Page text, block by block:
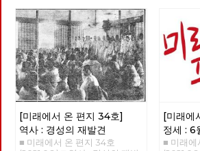
했지만, 꾸준히 길을 이어갔다.
완주에는 총 23회의 출사에 13
개월이 걸렸다. 서울둘레길은 산
악마라톤 또는 트레일러닝 선수
가 달린다면 하루 만에 완주할
수 있는 구간이다. 하지만 경계
사진은 서울둘레길 만이 아니라
둘레길 주변의 문화와 역사까지
둘러 보며 걸었고, 이 때문에 실
제로는 더 많은 거리를 걸었다.
이를테면 수락산이나 불암산 구
간에서는 산기슭 마을의 골목길
도 함께 걸었고, 망우산이나 도
보에 집중되고 있지만, 기성 정
치와 언론이 외면하는 가운데에
도 체제를 전환하기 위한 노동당
의 전진은 속속 결집하는 새로운
얼굴들과 함께 계속 이어지고 있
습니다. 6월 12일 열린 7기 3차
전국위원회는, 최근에 입당 또는
복당한 두 당원이 [평등한 공동
체를 위한 우리의 약속]과 [지구
살리기 생활 수칙]을 낭독하면
서 시작했습니다. 이 자리에서
당은, 당의 가까운 미래를 위해
정기 당대회 준비위원회를 구성
했고, 2022년 대통령선거와 지
면 임계
기후 변
수 있다
터 기후
평균
을 때는
기라 하
도 온도
년 동안
다. 그러
년 동안
태계에
[미래에서 온 편지 34호]
역사 : 경성의 재발견
■ 미래에서 온 편지 34호
[미래에
정세 : 6
■ 미래에